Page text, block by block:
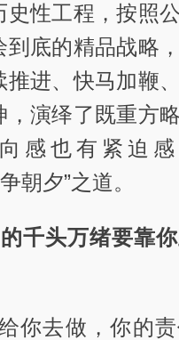
史性工程，按照
到底的精品战略
推进、快马加鞭
，演绎了既重方
感也有紧迫
朝夕”之道。
千头万绪要靠
你去做，你的